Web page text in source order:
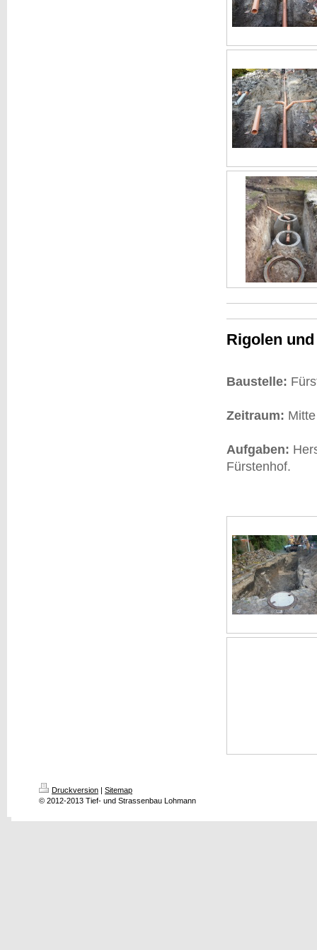
Rigolen
Baustelle:
Zeitraum:
Aufgaben:
Fürstenhof.
Druckversion | Sitemap
© 2012-2013 Tief- und Strassenbau Lohmann